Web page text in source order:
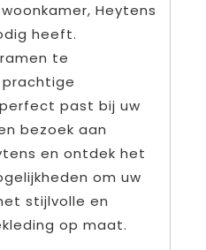
Heytens
heeft.
te
past bij uw
bezoek aan
en ontdek het
om uw
stijlvolle en
op maat.